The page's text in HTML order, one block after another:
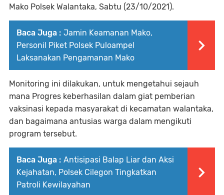
Mako Polsek Walantaka, Sabtu (23/10/2021).
Baca Juga : Jamin Keamanan Mako,
Personil Piket Polsek Puloampel
Laksanakan Pengamanan Mako
Monitoring ini dilakukan, untuk mengetahui sejauh
mana Progres keberhasilan dalam giat pemberian
vaksinasi kepada masyarakat di kecamatan walantaka,
dan bagaimana antusias warga dalam mengikuti
program tersebut.
Baca Juga : Antisipasi Balap Liar dan Aksi
Kejahatan, Polsek Cilegon Tingkatkan
Patroli Kewilayahan